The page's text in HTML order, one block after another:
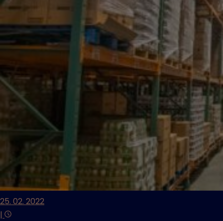
25. 02. 2022
|